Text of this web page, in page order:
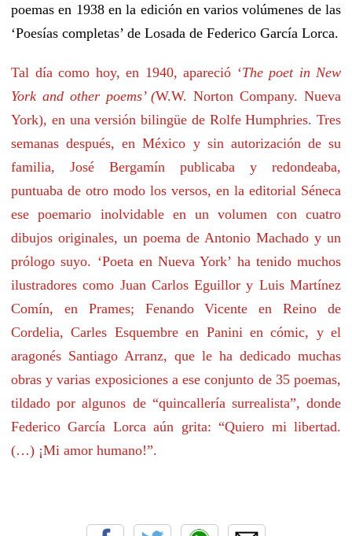
poemasen 1938en la edición en varios volúmenes de las
‘Poesías completas’ de Losada de Federico García Lorca.
Tal día como hoy, en 1940, apareció ‘The poet in New
York and other poems’(W.W. Norton Company. Nueva
York), en una versión bilingüe de Rolfe Humphries. Tres
semanas después, en México y sin autorización de su
familia,
José Bergamín publicaba y redondeaba,
puntuaba de otro modo los versos, en la editorial Séneca
esepoemario inolvidable en un volumen con cuatro
dibujos originales, un poema de Antonio Machado y un
prólogo suyo. ‘Poeta en Nueva York’ ha tenido muchos
ilustradores como Juan Carlos Eguillor y Luis Martínez
Comín, en Prames; Fenando Vicenteen Reino de
Cordelia,Carles Esquembreen Panini en cómic, y el
aragonés Santiago Arranz, que le ha dedicado muchas
obras y varias exposiciones a ese conjunto de 35poemas,
tildado por algunos de “quincallería surrealista”, donde
Federico García Lorcaaún grita: “Quiero mi libertad.
(…) ¡Mi amor humano!”.